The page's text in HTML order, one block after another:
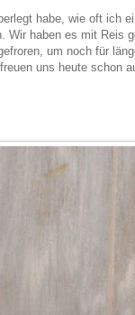
habe, wie oft ich
Wir haben es mit Reis
um noch für
uns heute schon